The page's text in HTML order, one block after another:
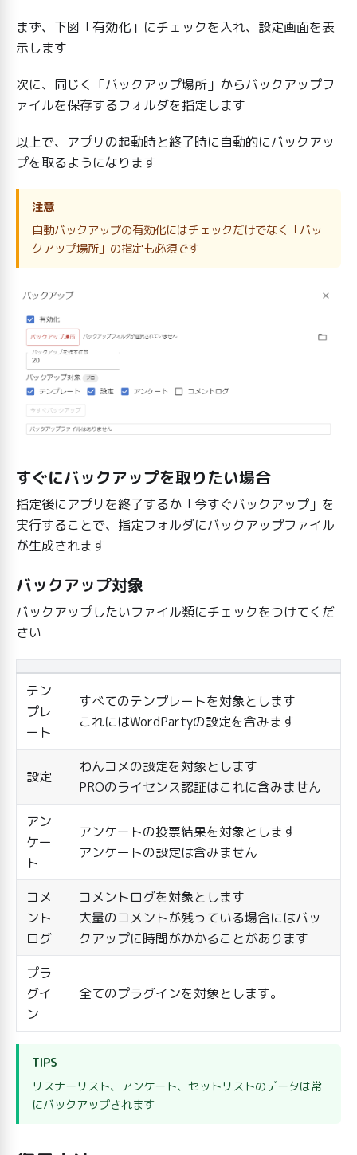
まず、下図「有効化」にチェックを入れ、設定画面を表
示します
次に、同じく「バックアップ場所」からバックアップフ
ァイルを保存するフォルダを指定します
以上で、アプリの起動時と終了時に自動的にバックアッ
プを取るようになります
注意
自動バックアップの有効化にはチェックだけでなく「バッ
クアップ場所」の指定も必須です
すぐにバックアップを取りたい場合
指定後にアプリを終了するか「今すぐバックアップ」を
実行することで、指定フォルダにバックアップファイル
が生成されます
バックアップ対象
バックアップしたいファイル類にチェックをつけてくだ
さい
テン
プレ
ート
すべてのテンプレートを対象とします
これにはWordPartyの設定を含みます
設定
わんコメの設定を対象とします
PROのライセンス認証はこれに含みません
アン
ケー
ト
アンケートの投票結果を対象とします
アンケートの設定は含みません
コメ
ント
ログ
コメントログを対象とします
大量のコメントが残っている場合にはバッ
クアップに時間がかかることがあります
プラ
グイ
ン
全てのプラグインを対象とします。
TIPS
リスナーリスト、アンケート、セットリストのデータは常
にバックアップされます